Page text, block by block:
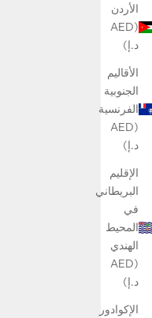
الأردن
(AED
د.إ)
الأقاليم
الجنوبية
الفرنسية
(AED
د.إ)
الإقليم
البريطاني
في
المحيط
الهندي
(AED
د.إ)
الإكوادور